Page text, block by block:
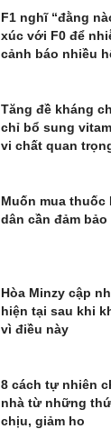
F1 nghĩ “đằng
xúc với F0 để
cảnh báo nhiều
Tăng đề kháng
chỉ bổ sung
vi chất quan
Muốn mua
dân cần đảm
Hòa Minzy cập
hiện tại sau khi
vì điều này
8 cách tự nhiên
nhà từ những
chịu, giảm ho